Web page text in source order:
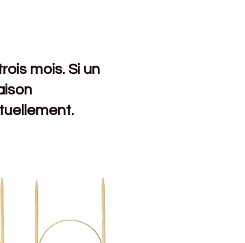
mois. Si un